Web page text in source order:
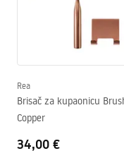
Podešavanje tlaka
Sustav Anti-Calc
Razmak priključaka
shower_set.pdf
Rea
Brisač za kupaonicu
Copper
34,00 €